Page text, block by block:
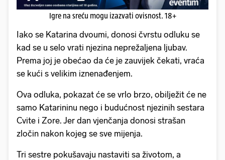
Igre na sreću mogu izazvati ovisnost. 18+
Iako se Katarina dvoumi, donosi čvrstu odluku se
kad se u selo vrati njezina neprežaljena ljubav.
Prema joj je obećao da će je zauvijek čekati, vraća
se kući s velikim iznenađenjem.
Ova odluka, pokazat će se vrlo brzo, obilježit će ne
samo Katarininu nego i budućnost njezinih sestara
Cvite i Zore. Jer dan vjenčanja donosi strašan
zločin nakon kojeg se sve mijenja.
Tri sestre pokušavaju nastaviti sa životom, a